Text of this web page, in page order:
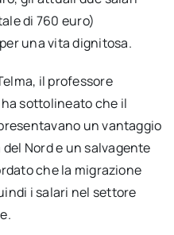
di 760 euro)
una vita dignitosa.
il professore
sottolineato che il
un vantaggio
Nord e un salvagente
che la migrazione
i salari nel settore